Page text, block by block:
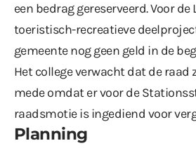
een bedrag gereserveerd. Voor
toeristisch-recreatieve
gemeente nog geen geld in de
Het college verwacht dat de
mede omdat er voor de
raadsmotie is ingediend voor
Planning